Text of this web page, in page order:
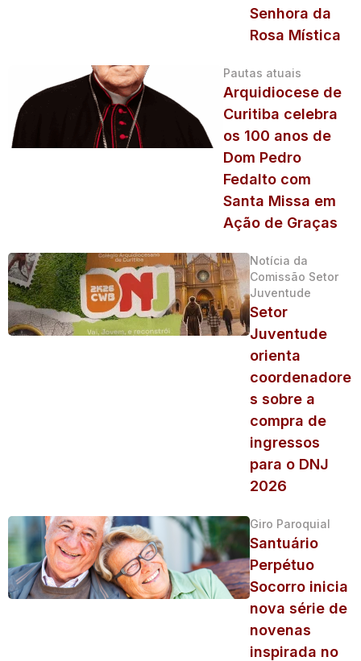
Senhora da
Rosa Mística
Pautas atuais
Arquidiocese de
Curitiba celebra
os 100 anos de
Dom Pedro
Fedalto com
Santa Missa em
Ação de Graças
Notícia da
Comissão Setor
Juventude
Setor
Juventude
orienta
coordenadore
s sobre a
compra de
ingressos
para o DNJ
2026
Giro Paroquial
Santuário
Perpétuo
Socorro inicia
nova série de
novenas
inspirada no